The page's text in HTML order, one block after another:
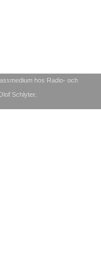
hos Radio- och
Schlyter.